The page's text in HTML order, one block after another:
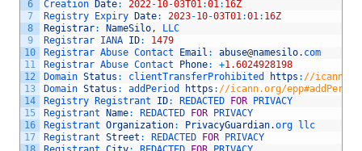
6
7
8
9
10
11
12
13
14
15
16
17
Creation
Date: 2022-10-03T01:01: 16Z
Registry
Expiry Date: 2023-10-03T01:01: 16Z
Registrar: NameSilo,
LLC
Registrar IANA ID:
1479
Registrar Abuse Contact Email : abuse@namesilo. com
Registrar Abuse Contact Phone: +1.6024928198
Domain Status : clientTransferProhibited https : //
Domain Status : addPeriod https : //icann.org/epp#addPeriod
Registry
Registrant ID: REDACTED FOR
PRIVACY
Registrant
Name: REDACTED FOR
PRIVACY
Registrant Organization: PrivacyGuardian.org
llc
Registrant Street : REDACTED FOR
PRIVACY